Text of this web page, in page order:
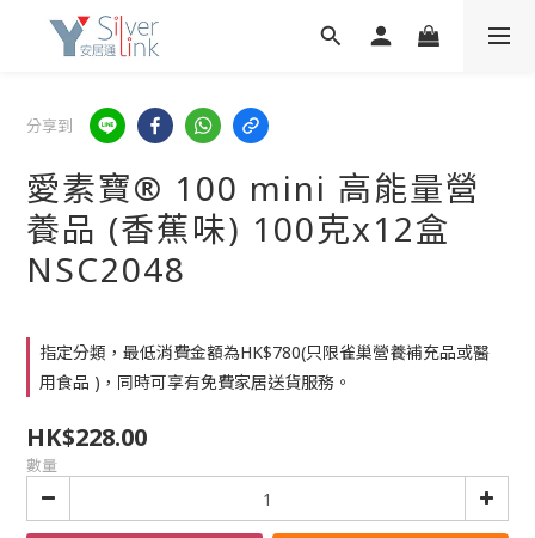
分享到
愛素寶® 100 mini 高能量營
養品 (香蕉味) 100克x12盒
NSC2048
指定分類，最低消費金額為HK$780(只限雀巢營養補充品或醫
用食品 )，同時可享有免費家居送貨服務。
HK$228.00
數量